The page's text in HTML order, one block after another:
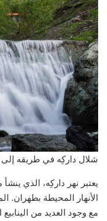
شلال داركِه في طريقه إلى
يعتبر نهر داركِه، الذي
الأنهار المحيطة بطهران.
مع وجود العديد من